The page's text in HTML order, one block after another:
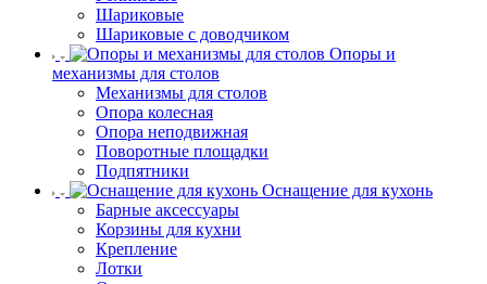
Шариковые
Шариковые с доводчиком
Опоры и
механизмы для столов
Механизмы для столов
Опора колесная
Опора неподвижная
Поворотные площадки
Подпятники
Оснащение для кухонь
Барные аксессуары
Корзины для кухни
Крепление
Лотки